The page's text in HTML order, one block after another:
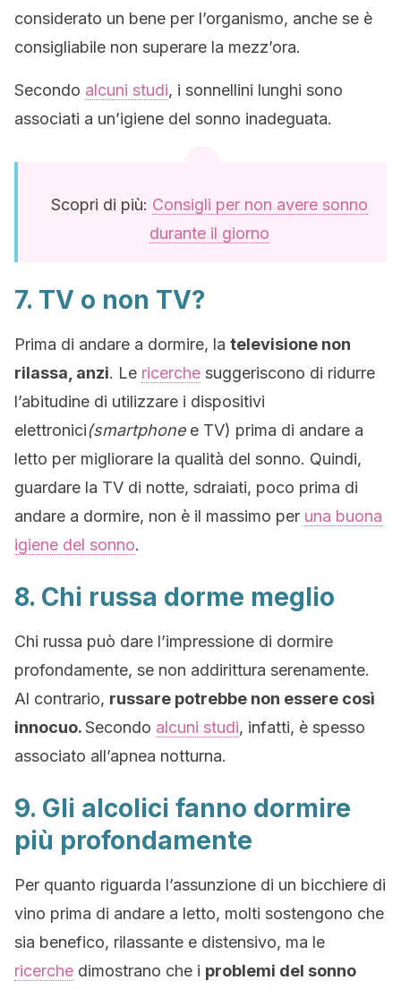
considerato un bene per l’organismo, anche se è
consigliabile non superare la mezz’ora.
Secondo alcuni studi, i sonnellini lunghi sono
associati a un’igiene del sonno inadeguata.
Scopri di più: Consigli per non avere sonno
durante il giorno
7. TV o non TV?
Prima di andare a dormire, la televisione non
rilassa, anzi. Le ricerche suggeriscono di ridurre
l’abitudine di utilizzare i dispositivi
elettronici(smartphonee TV) prima di andare a
letto per migliorare la qualità del sonno. Quindi,
guardare la TV di notte, sdraiati, poco prima di
andare a dormire, non è il massimo per una buona
igiene del sonno.
8. Chi russa dorme meglio
Chi russa può dare l’impressione di dormire
profondamente, se non addirittura serenamente.
Al contrario, russare potrebbe non essere così
innocuo.Secondo alcuni studi, infatti, è spesso
associato all’apnea notturna.
9. Gli alcolici fanno dormire
più profondamente
Per quanto riguarda l’assunzione di un bicchiere di
vino prima di andare a letto, molti sostengono che
sia benefico, rilassante e distensivo, ma le
ricerche dimostrano che i problemi del sonno